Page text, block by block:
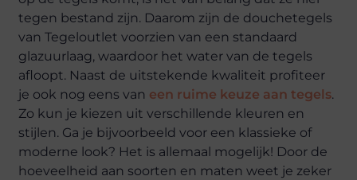
tegen bestand zijn. Daarom zijn de douchetegels
van Tegeloutlet voorzien van een standaard
glazuurlaag, waardoor het water van de tegels
afloopt. Naast de uitstekende kwaliteit profiteer
je ook nog eens van een ruime keuze aan tegels.
Zo kun je kiezen uit verschillende kleuren en
stijlen. Ga je bijvoorbeeld voor een klassieke of
moderne look? Het is allemaal mogelijk! Door de
hoeveelheid aan soorten en maten weet je zeker